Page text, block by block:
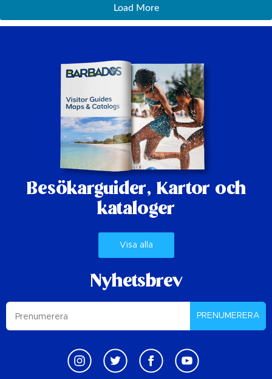
Load More
Besökarguider, Kartor och
kataloger
Visa alla
Nyhetsbrev
PRENUMERERA